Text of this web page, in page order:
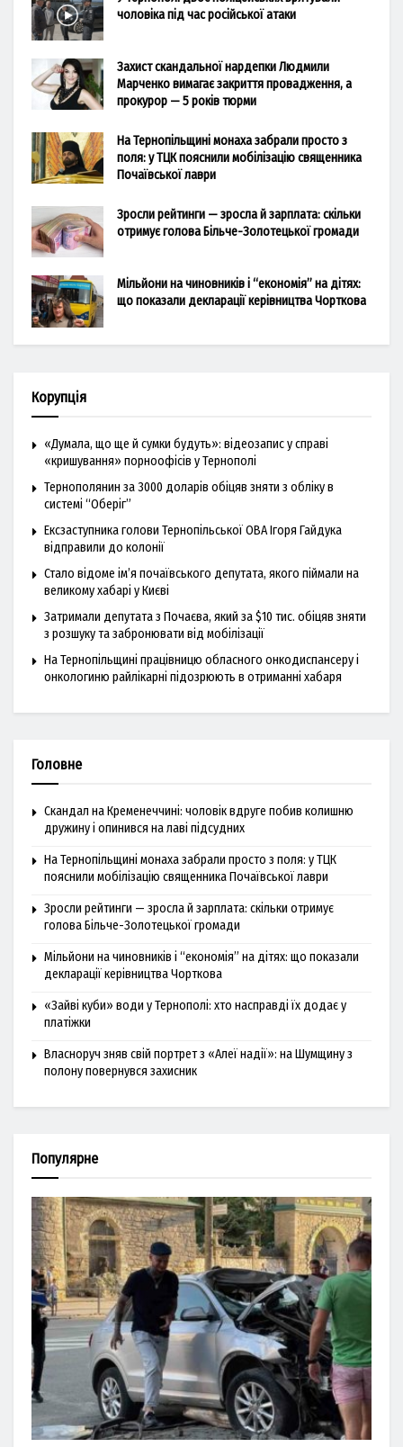
чоловіка під час російської атаки
Захист скандальної нардепки Людмили
Марченко вимагає закриття провадження, а
прокурор — 5 років тюрми
На Тернопільщині монаха забрали просто з
поля: у ТЦК пояснили мобілізацію священника
Почаївської лаври
Зросли рейтинги — зросла й зарплата: скільки
отримує голова Більче-Золотецької громади
Мільйони на чиновників і “економія” на дітях:
що показали декларації керівництва Чорткова
Корупція
«Думала, що ще й сумки будуть»: відеозапис у справі
«кришування» порноофісів у Тернополі
Тернополянин за 3000 доларів обіцяв зняти з обліку в
системі “Оберіг”
Ексзаступника голови Тернопільської ОВА Ігоря Гайдука
відправили до колонії
Стало відоме ім’я почаївського депутата, якого піймали на
великому хабарі у Києві
Затримали депутата з Почаєва, який за $10 тис. обіцяв зняти
з розшуку та забронювати від мобілізації
На Тернопільщині працівницю обласного онкодиспансеру і
онкологиню райлікарні підозрюють в отриманні хабаря
Головне
Скандал на Кременеччині: чоловік вдруге побив колишню
дружину і опинився на лаві підсудних
На Тернопільщині монаха забрали просто з поля: у ТЦК
пояснили мобілізацію священника Почаївської лаври
Зросли рейтинги — зросла й зарплата: скільки отримує
голова Більче-Золотецької громади
Мільйони на чиновників і “економія” на дітях: що показали
декларації керівництва Чорткова
«Зайві куби» води у Тернополі: хто насправді їх додає у
платіжки
Власноруч зняв свій портрет з «Алеї надії»: на Шумщину з
полону повернувся захисник
Популярне